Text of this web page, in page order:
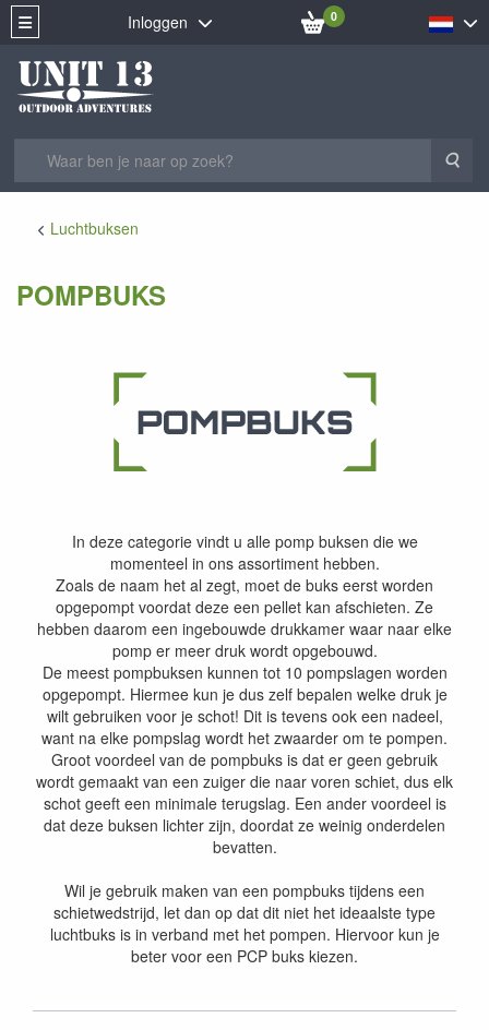
Inloggen 0
Luchtbuksen
POMPBUKS
In deze categorie vindt u alle pomp buksen die we
momenteel in ons assortiment hebben.
Zoals de naam het al zegt, moet de buks eerst worden
opgepompt voordat deze een pellet kan afschieten. Ze
hebben daarom een ingebouwde drukkamer waar naar elke
pomp er meer druk wordt opgebouwd.
De meest pompbuksen kunnen tot 10 pompslagen worden
opgepompt. Hiermee kun je dus zelf bepalen welke druk je
wilt gebruiken voor je schot! Dit is tevens ook een nadeel,
want na elke pompslag wordt het zwaarder om te pompen.
Groot voordeel van de pompbuks is dat er geen gebruik
wordt gemaakt van een zuiger die naar voren schiet, dus elk
schot geeft een minimale terugslag. Een ander voordeel is
dat deze buksen lichter zijn, doordat ze weinig onderdelen
bevatten.
Wil je gebruik maken van een pompbuks tijdens een
schietwedstrijd, let dan op dat dit niet het ideaalste type
luchtbuks is in verband met het pompen. Hiervoor kun je
beter voor een PCP buks kiezen.